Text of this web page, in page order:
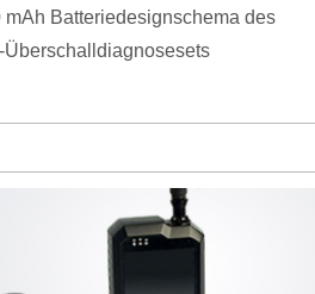
mAh Batteriedesignschema des
Überschalldiagnosesets